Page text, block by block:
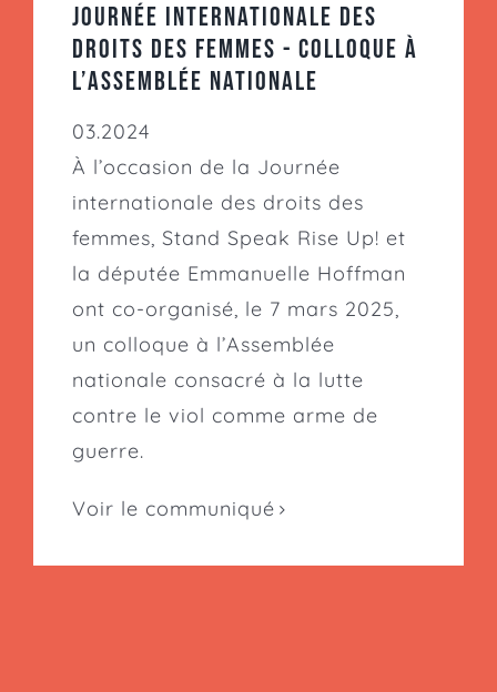
Journée internationale des
droits des femmes - Colloque à
l’Assemblée nationale
03.2024
À l’occasion de la Journée
internationale des droits des
femmes, Stand Speak Rise Up! et
la députée Emmanuelle Hoffman
ont co-organisé, le 7 mars 2025,
un colloque à l’Assemblée
nationale consacré à la lutte
contre le viol comme arme de
guerre.
Voir le communiqué